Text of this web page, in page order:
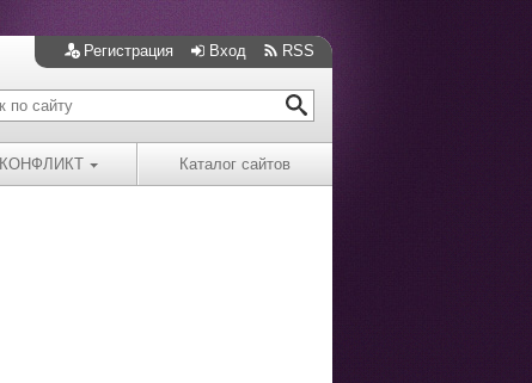
Регистрация Вход RSS
КОНФЛИКТ Каталог сайтов